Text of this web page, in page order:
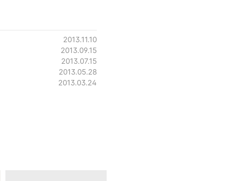
2013.11.10
2013.09.15
2013.07.15
2013.05.28
2013.03.24